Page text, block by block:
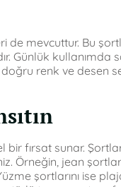
mevcuttur. Bu
Günlük kullanımda
doğru renk ve desen
fırsat sunar.
Örneğin, jean
şortlarını ise